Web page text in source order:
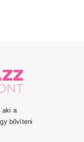
aki a
bővíteni